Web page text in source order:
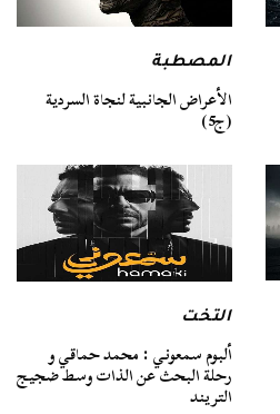
المصطبة
الأعراض الجانبية لنجاة السردية
(ج5)
التخت
ألبوم سمعوني : محمد حماقي و
رحلة البحث عن الذات وسط ضجيج
التريند